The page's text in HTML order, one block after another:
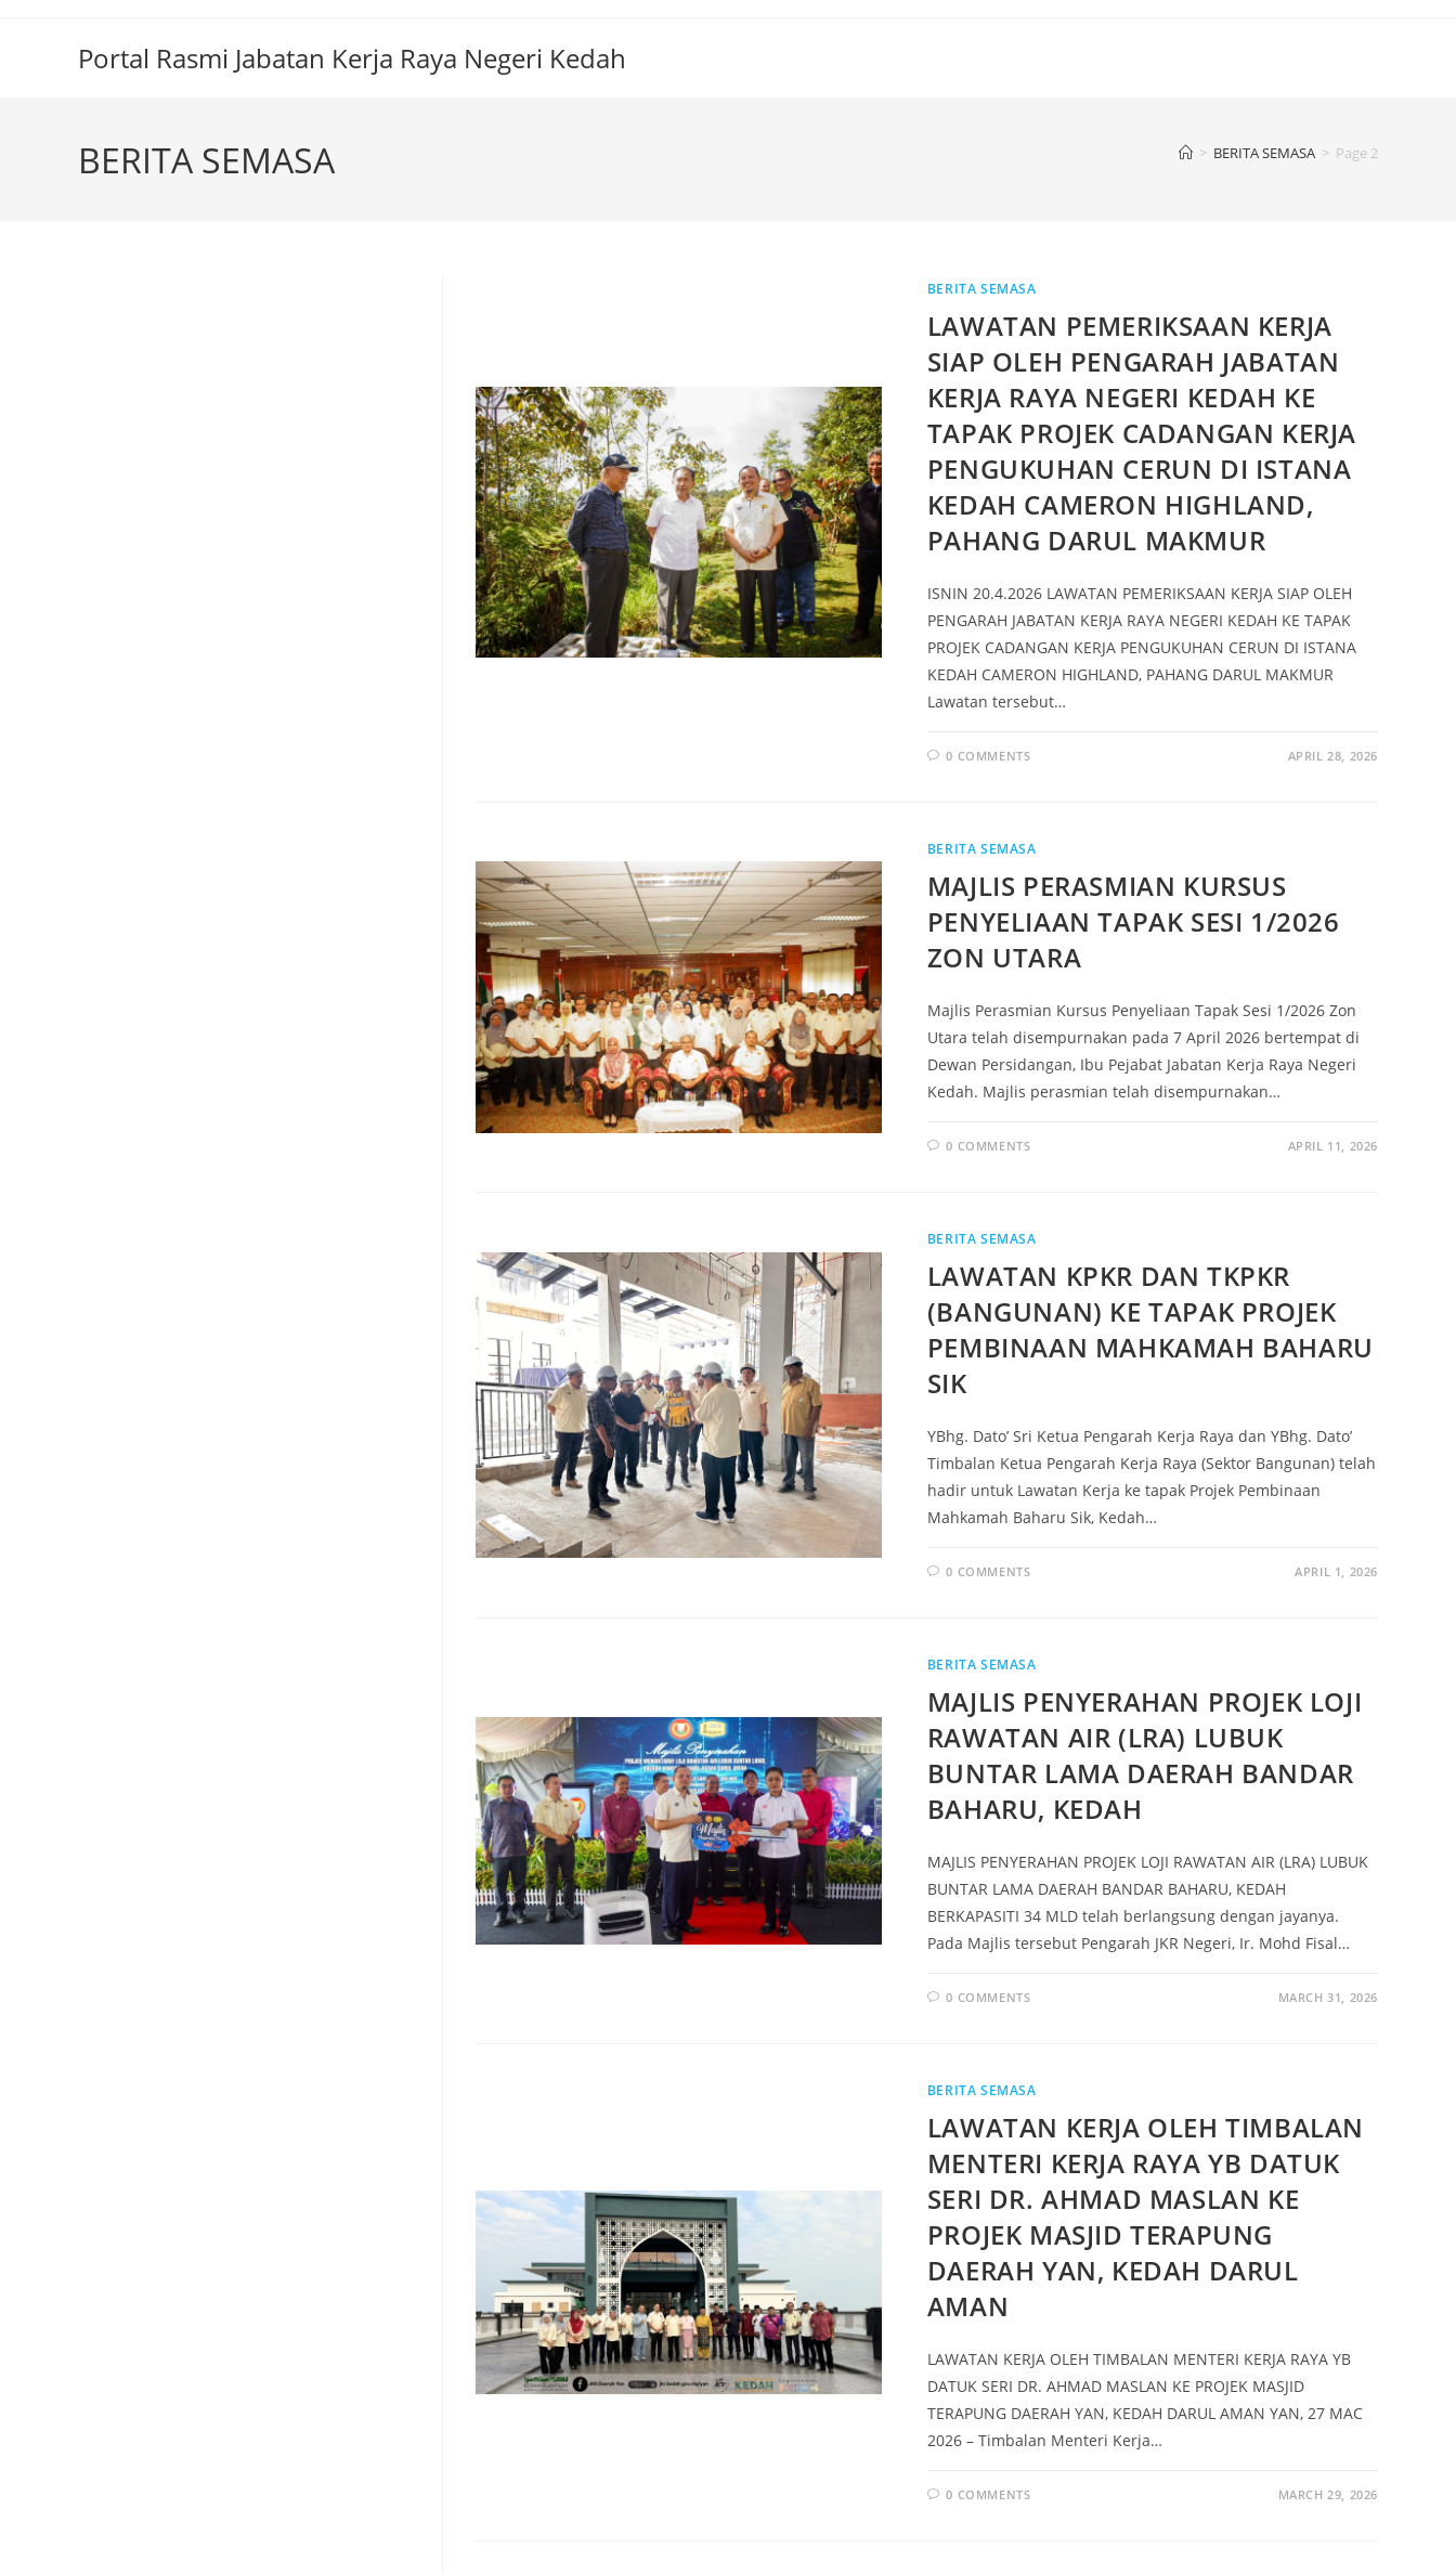
Portal Rasmi Jabatan Kerja Raya Negeri Kedah
BERITA SEMASA > BERITA SEMASA > Page 2
BERITA SEMASA
LAWATAN PEMERIKSAAN KERJA
SIAP OLEH PENGARAH JABATAN
KERJA RAYA NEGERI KEDAH KE
TAPAK PROJEK CADANGAN KERJA
PENGUKUHAN CERUN DI ISTANA
KEDAH CAMERON HIGHLAND,
PAHANG DARUL MAKMUR
ISNIN 20.4.2026 LAWATAN PEMERIKSAAN KERJA SIAP OLEH
PENGARAH JABATAN KERJA RAYA NEGERI KEDAH KE TAPAK
PROJEK CADANGAN KERJA PENGUKUHAN CERUN DI ISTANA
KEDAH CAMERON HIGHLAND, PAHANG DARUL MAKMUR
Lawatan tersebut…
0 COMMENTS APRIL 28, 2026
BERITA SEMASA
MAJLIS PERASMIAN KURSUS
PENYELIAAN TAPAK SESI 1/2026
ZON UTARA
Majlis Perasmian Kursus Penyeliaan Tapak Sesi 1/2026 Zon
Utara telah disempurnakan pada 7 April 2026 bertempat di
Dewan Persidangan, Ibu Pejabat Jabatan Kerja Raya Negeri
Kedah. Majlis perasmian telah disempurnakan…
0 COMMENTS APRIL 11, 2026
BERITA SEMASA
LAWATAN KPKR DAN TKPKR
(BANGUNAN) KE TAPAK PROJEK
PEMBINAAN MAHKAMAH BAHARU
SIK
YBhg. Dato’ Sri Ketua Pengarah Kerja Raya dan YBhg. Dato’
Timbalan Ketua Pengarah Kerja Raya (Sektor Bangunan) telah
hadir untuk Lawatan Kerja ke tapak Projek Pembinaan
Mahkamah Baharu Sik, Kedah…
0 COMMENTS APRIL 1, 2026
BERITA SEMASA
MAJLIS PENYERAHAN PROJEK LOJI
RAWATAN AIR (LRA) LUBUK
BUNTAR LAMA DAERAH BANDAR
BAHARU, KEDAH
MAJLIS PENYERAHAN PROJEK LOJI RAWATAN AIR (LRA) LUBUK
BUNTAR LAMA DAERAH BANDAR BAHARU, KEDAH
BERKAPASITI 34 MLD telah berlangsung dengan jayanya.
Pada Majlis tersebut Pengarah JKR Negeri, Ir. Mohd Fisal…
0 COMMENTS MARCH 31, 2026
BERITA SEMASA
LAWATAN KERJA OLEH TIMBALAN
MENTERI KERJA RAYA YB DATUK
SERI DR. AHMAD MASLAN KE
PROJEK MASJID TERAPUNG
DAERAH YAN, KEDAH DARUL
AMAN
LAWATAN KERJA OLEH TIMBALAN MENTERI KERJA RAYA YB
DATUK SERI DR. AHMAD MASLAN KE PROJEK MASJID
TERAPUNG DAERAH YAN, KEDAH DARUL AMAN YAN, 27 MAC
2026 – Timbalan Menteri Kerja…
0 COMMENTS MARCH 29, 2026